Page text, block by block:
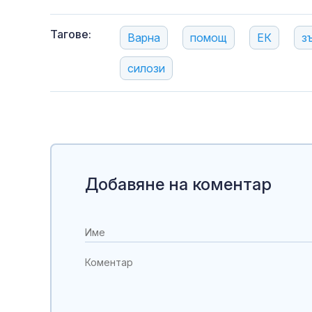
Тагове: Варна помощ ЕК
силози
Добавяне на коментар